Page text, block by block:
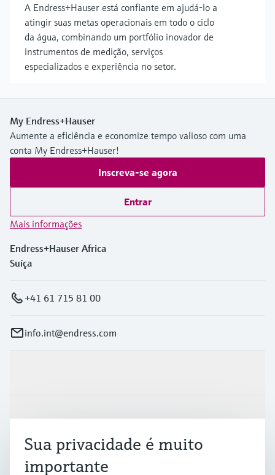
A Endress+Hauser está confiante em ajudá-lo a
atingir suas metas operacionais em todo o ciclo
da água, combinando um portfólio inovador de
instrumentos de medição, serviços
especializados e experiência no setor.
My Endress+Hauser
Aumente a eficiência e economize tempo valioso com uma
conta My Endress+Hauser!
Inscreva-se agora
Entrar
Mais informações
Endress+Hauser Africa
Suíça
+41 61 715 81 00
info.int@endress.com
Indústrias
Suporte
Sua privacidade é muito
importante